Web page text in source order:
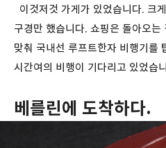
이것저것 가게가 있었습니다. 크
구경만 했습니다. 쇼핑은 돌아오
맞춰 국내선 루프트한자 비행기를
시간여의 비행이 기다리고 있었습
베를린에 도착하다.